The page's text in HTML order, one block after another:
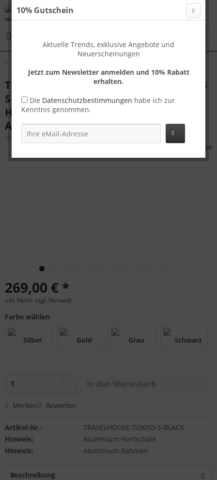
Travelhouse Tokyo Handgepäck Koffer S
Schwarz 55 x 36 x 23 cm | Aluminium-
Hartschale | TSA-Schloss,
Aluminiumrahmen
269,00 € *
inkl. MwSt. zzgl. Versand
Farbe wählen
In den Warenkorb
Merken Bewerten
Artikel-Nr.:
TRAVELHOUSE-TOKYO-S-BLACK
Hinweis:
Aluminium Hartschale
Hinweis:
Aluminium Rahmen
Beschreibung
10% Gutschein
Aktuelle Trends, exklusive Angebote und
Neuerscheinungen
Jetzt zum Newsletter anmelden und 10% Rabatt
erhalten.
Die Datenschutzbestimmungen habe ich zur
Kenntnis genommen.